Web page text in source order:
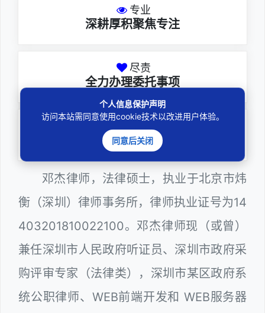
专业
深耕厚积聚焦专注
尽责
全力办理委托事项
扎实维护合法权益
邓杰律师，法律硕士，执业于北京市炜
衡（深圳）律师事务所，律师执业证号为14
403201810022100。邓杰律师现（或曾）
兼任深圳市人民政府听证员、深圳市政府采
购评审专家（法律类），深圳市某区政府系
统公职律师、WEB前端开发和 WEB服务器
个人信息保护声明
访问本站需同意使用cookie技术以改进用户体验。
同意后关闭